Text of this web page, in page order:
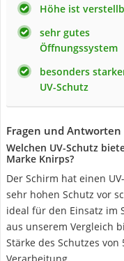
Höhe ist
sehr gutes
Öffnungssystem
besonders
UV-Schutz
Fragen und
Welchen UV-Schutz
Marke Knirps?
Der Schirm hat einen
sehr hohen Schutz vor
ideal für den Einsatz im
aus unserem Vergleich
Stärke des Schutzes